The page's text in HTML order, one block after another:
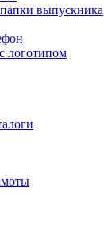
выпускника
логотипом